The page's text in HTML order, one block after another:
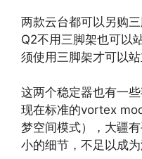
两款云台都可以另购
Q2不用三脚架也可以
须使用三脚架才可以站
这两个稳定器也有一
现在标准的vortex
梦空间模式），大疆
小的细节，不足以成为